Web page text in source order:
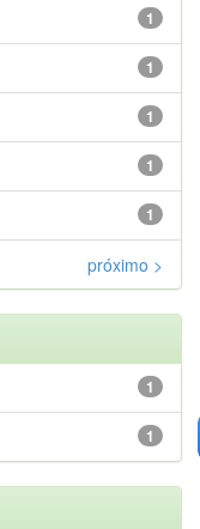
1
1
1
1
1
próximo >
1
1